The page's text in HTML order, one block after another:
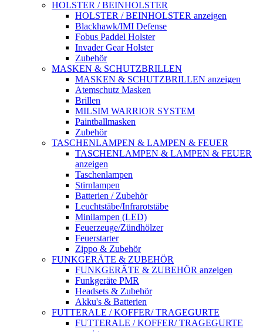
HOLSTER / BEINHOLSTER
HOLSTER / BEINHOLSTER anzeigen
Blackhawk/IMI Defense
Fobus Paddel Holster
Invader Gear Holster
Zubehör
MASKEN & SCHUTZBRILLEN
MASKEN & SCHUTZBRILLEN anzeigen
Atemschutz Masken
Brillen
MILSIM WARRIOR SYSTEM
Paintballmasken
Zubehör
TASCHENLAMPEN & LAMPEN & FEUER
TASCHENLAMPEN & LAMPEN & FEUER
anzeigen
Taschenlampen
Stirnlampen
Batterien / Zubehör
Leuchtstäbe/Infrarotstäbe
Minilampen (LED)
Feuerzeuge/Zündhölzer
Feuerstarter
Zippo & Zubehör
FUNKGERÄTE & ZUBEHÖR
FUNKGERÄTE & ZUBEHÖR anzeigen
Funkgeräte PMR
Headsets & Zubehör
Akku's & Batterien
FUTTERALE / KOFFER/ TRAGEGURTE
FUTTERALE / KOFFER/ TRAGEGURTE